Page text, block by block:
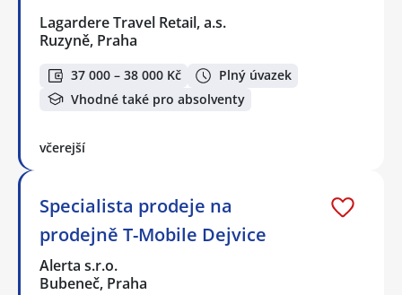
Lagardere Travel Retail, a.s.
Ruzyně, Praha
37 000 – 38 000 Kč
Plný úvazek
Vhodné také pro absolventy
včerejší
Specialista prodeje na
prodejně T-Mobile Dejvice
Alerta s.r.o.
Bubeneč, Praha